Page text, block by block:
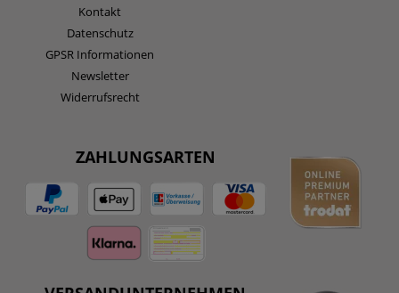
Kontakt
Datenschutz
GPSR Informationen
Newsletter
Widerrufsrecht
ZAHLUNGSARTEN